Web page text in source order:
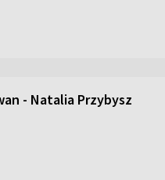
- Natalia Przybysz